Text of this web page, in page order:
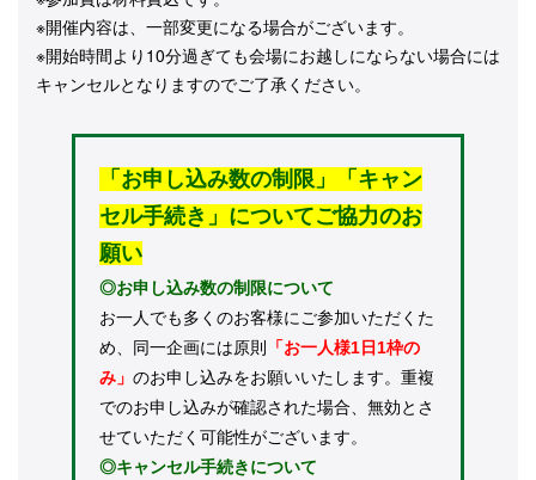
※開催内容は、一部変更になる場合がございます。
※開始時間より10分過ぎても会場にお越しにならない場合には
キャンセルとなりますのでご了承ください。
「お申し込み数の制限」「キャン
セル手続き」についてご協力のお
願い
◎お申し込み数の制限について
お一人でも多くのお客様にご参加いただくた
め、同一企画には原則
「お一人様1日1枠の
み」 のお申し込みをお願いいたします。重複
でのお申し込みが確認された場合、無効とさ
せていただく可能性がございます。
◎キャンセル手続きについて